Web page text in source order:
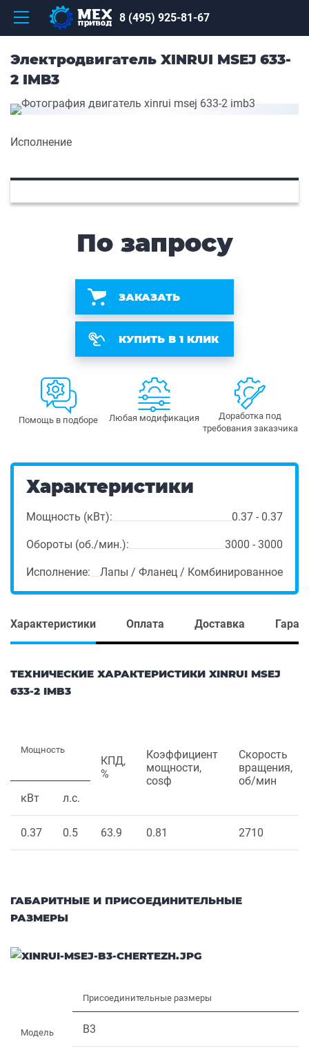
8 (495) 925-81-67
Электродвигатель XINRUI MSEJ 633-
2 IMB3
Исполнение
По запросу
ЗАКАЗАТЬ
КУПИТЬ В 1 КЛИК
Помощь в подборе Любая модификация
Доработка под
требования заказчика
Характеристики
Мощность (кВт): 0.37 - 0.37
Обороты (об./мин.): 3000 - 3000
Исполнение: Лапы / Фланец / Комбинированное
Характеристики Оплата Доставка
ТЕХНИЧЕСКИЕ ХАРАКТЕРИСТИКИ XINRUI MSEJ
633-2 IMB3
Мощность
КПД,
%
Коэффициент
мощности,
cosф
Скорость
вращения,
об/мин
кВт
л.с.
0.37 0.5 63.9 0.81 2710
ГАБАРИТНЫЕ И ПРИСОЕДИНИТЕЛЬНЫЕ
РАЗМЕРЫ
Модель
Присоединительные размеры
B3